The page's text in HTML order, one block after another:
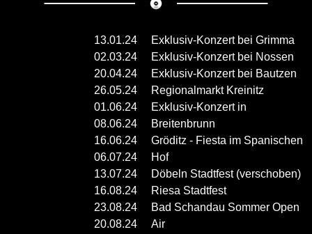
13.01.24
02.03.24
20.04.24
26.05.24
01.06.24
08.06.24
16.06.24
06.07.24
13.07.24
16.08.24
23.08.24
20.08.24
Exklusiv-Konzert bei Grimma
Exklusiv-Konzert bei Nossen
Exklusiv-Konzert bei Bautzen
Regionalmarkt Kreinitz
Exklusiv-Konzert in
Breitenbrunn
Gröditz - Fiesta im Spanischen
Hof
Döbeln Stadtfest (verschoben)
Riesa Stadtfest
Bad Schandau Sommer Open
Air